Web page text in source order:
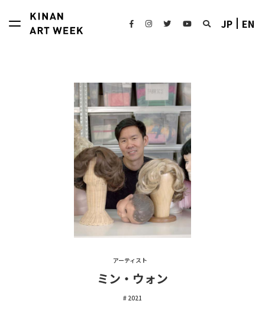
JP EN
アーティスト
ミン・ウォン
2021